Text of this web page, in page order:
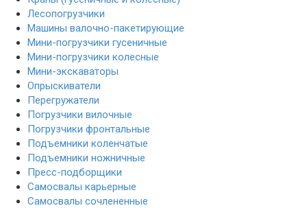
Лесопогрузчики
Машины валочно-пакетирующие
Мини-погрузчики гусеничные
Мини-погрузчики колесные
Мини-экскаваторы
Опрыскиватели
Перегружатели
Погрузчики вилочные
Погрузчики фронтальные
Подъемники коленчатые
Подъемники ножничные
Пресс-подборщики
Самосвалы карьерные
Самосвалы сочлененные